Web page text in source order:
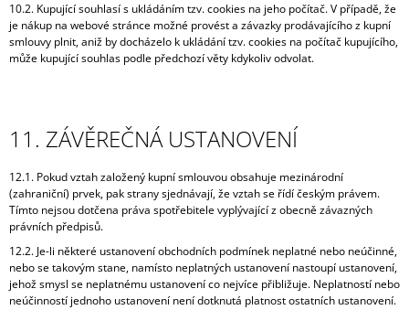
10.2. Kupující souhlasí s ukládáním tzv. cookies na jeho počítač. V případě, že
je nákup na webové stránce možné provést a závazky prodávajícího z kupní
smlouvy plnit, aniž by docházelo k ukládání tzv. cookies na počítač kupujícího,
může kupující souhlas podle předchozí věty kdykoliv odvolat.
11. ZÁVĚREČNÁ USTANOVENÍ
12.1. Pokud vztah založený kupní smlouvou obsahuje mezinárodní
(zahraniční) prvek, pak strany sjednávají, že vztah se řídí českým právem.
Tímto nejsou dotčena práva spotřebitele vyplývající z obecně závazných
právních předpisů.
12.2. Je-li některé ustanovení obchodních podmínek neplatné nebo neúčinné,
nebo se takovým stane, namísto neplatných ustanovení nastoupí ustanovení,
jehož smysl se neplatnému ustanovení co nejvíce přibližuje. Neplatností nebo
neúčinností jednoho ustanovení není dotknutá platnost ostatních ustanovení.